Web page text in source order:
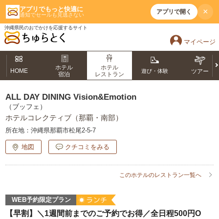
アプリでもっと快適に
通知でセールも見逃さない アプリで開く ×
沖縄県民のおでかけを応援するサイト
マイページ
HOME
ホテル
宿泊
ホテル
レストラン
遊び・体験 ツアー
ALL DAY DINING Vision&Emotion
（ブッフェ）
ホテルコレクティブ（那覇・南部）
所在地：沖縄県那覇市松尾2-5-7
地図 クチコミをみる
このホテルのレストラン一覧へ
WEB予約限定プラン
【早割】＼1週間前までのご予約でお得／全日程500円O